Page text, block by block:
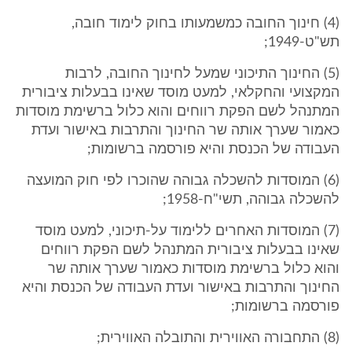
(4) חינוך החובה כמשמעותו בחוק לימוד חובה,
תש"ט-1949;
(5) החינוך התיכוני שמעל לחינוך החובה, לרבות
המקצועי והחקלאי, למעט מוסד שאינו בבעלות ציבורית
המתנהל לשם הפקת רווחים והוא כלול ברשימת מוסדות
כאמור שערך אותה שר החינוך והתרבות באישור ועדת
העבודה של הכנסת והיא פורסמה ברשומות;
(6) המוסדות להשכלה גבוהה שהוכרו לפי חוק המועצה
להשכלה גבוהה, תשי"ח-1958;
(7) המוסדות האחרים ללימוד על-תיכוני, למעט מוסד
שאינו בבעלות ציבורית המתנהל לשם הפקת רווחים
והוא כלול ברשימת מוסדות כאמור שערך אותה שר
החינוך והתרבות באישור ועדת העבודה של הכנסת והיא
פורסמה ברשומות;
(8) התחבורה האווירית והתובלה האווירית;